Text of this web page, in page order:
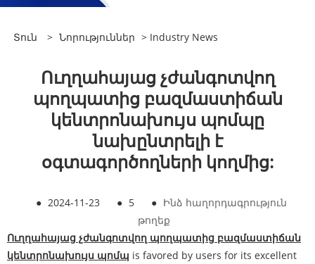
Տուն > Նորություններ > Industry News
Ուղղահայաց չժանգոտվող
պողպատից բազմաստիճան
կենտրոնախույս պոմպը
նախընտրելի է
օգտագործողների կողմից:
● 2024-11-23 ● 5 ● Ինձ հաղորդագրություն
թողեք
Ուղղահայաց չժանգոտվող պողպատից բազմաստիճան
կենտրոնախույս պոմպ is favored by users for its excellent